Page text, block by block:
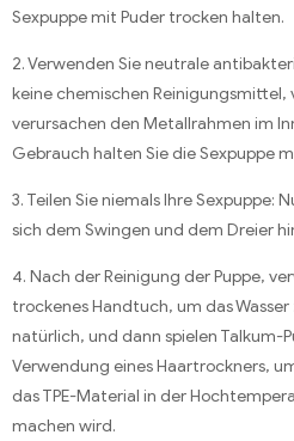
Sexpuppe mit Puder trocken halten.
2. Verwenden Sie neutrale
keine chemischen Reinigungsmittel,
verursachen den Metallrahmen im
Gebrauch halten Sie die Sexpuppe
3. Teilen Sie niemals Ihre Sexpuppe:
sich dem Swingen und dem Dreier
4. Nach der Reinigung der Puppe,
trockenes Handtuch, um das
natürlich, und dann spielen Talkum-
Verwendung eines Haartrockners,
das TPE-Material in der
machen wird.